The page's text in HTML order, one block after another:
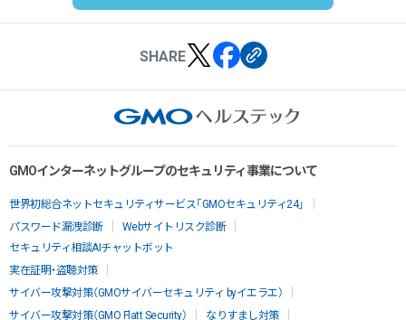
SHARE
GMOインターネットグループのセキュリティ事業について
世界初総合ネットセキュリティサービス「GMOセキュリティ24」
パスワード漏洩診断
Webサイトリスク診断
セキュリティ相談AIチャットボット
実在証明・盗聴対策
サイバー攻撃対策（GMOサイバーセキュリティ byイエラエ）
サイバー攻撃対策（GMO Flatt Security）
なりすまし対策